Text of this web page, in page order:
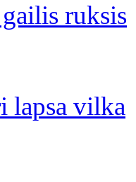
ruksis
lapsa vilka